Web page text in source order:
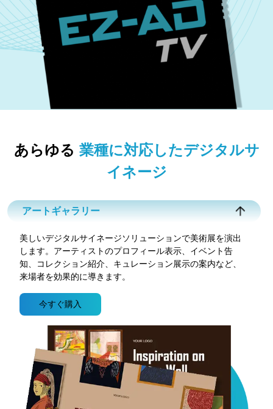
あらゆる 業種に対応したデジタルサ
イネージ
アートギャラリー
美しいデジタルサイネージソリューションで美術展を演出
します。アーティストのプロフィール表示、イベント告
知、コレクション紹介、キュレーション展示の案内など、
来場者を効果的に導きます。
今すぐ購入